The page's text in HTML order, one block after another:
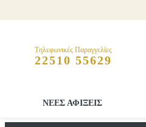
Τηλεφωνικές Παραγγελίες
22510 55629
ΝΕΕΣ ΑΦΙΞΕΙΣ